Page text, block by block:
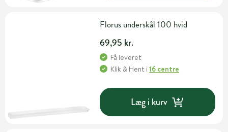
Florus underskål 100 hvid
69,95 kr.
Få leveret
Klik & Hent i16 centre
Læg i kurv